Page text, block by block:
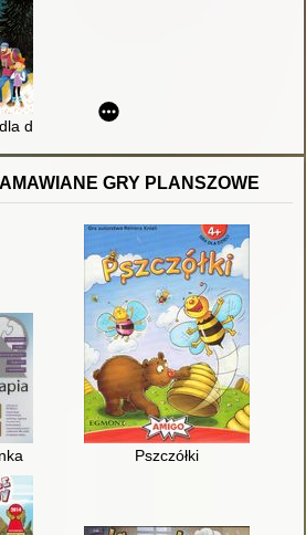
dużych i małych
GRY PLANSZOWE
Pszczółki